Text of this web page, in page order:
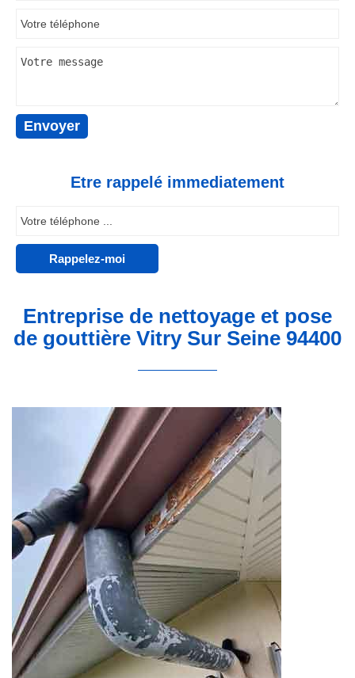
Etre rappelé immediatement
Entreprise de nettoyage et pose
de gouttière Vitry Sur Seine 94400